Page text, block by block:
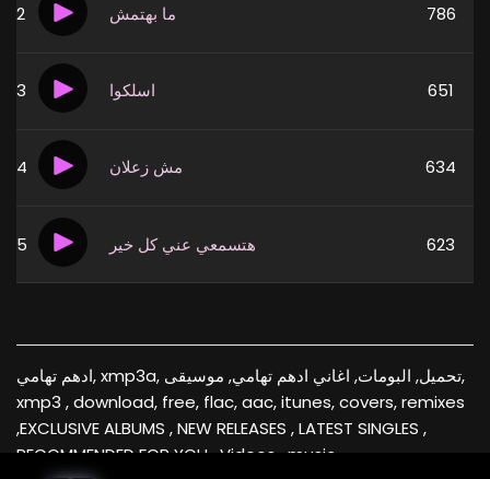
2 ما بهتمش 786
3 اسلكوا 651
4 مش زعلان 634
5 هتسمعي عني كل خير 623
ادهم تهامي, xmp3a, تحميل, البومات, اغاني ادهم تهامي, موسيقى,
xmp3 , download, free, flac, aac, itunes, covers, remixes
,EXCLUSIVE ALBUMS , NEW RELEASES , LATEST SINGLES ,
RECOMMENDED FOR YOU , Videos , music